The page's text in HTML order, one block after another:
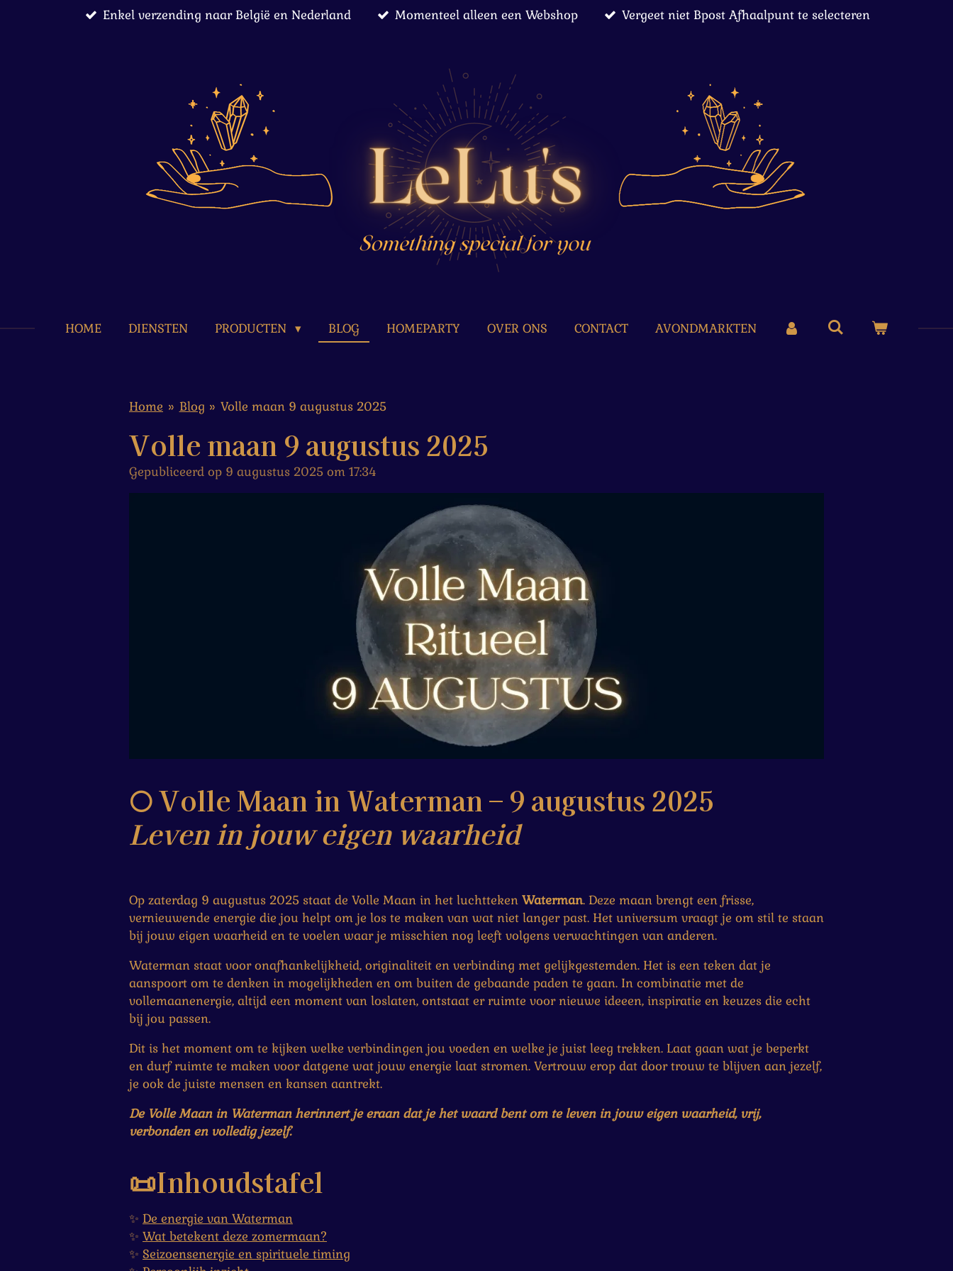
Enkel verzending naar België en Nederland Momenteel alleen een Webshop Vergeet niet Bpost Afhaalpunt te selecteren
HOME DIENSTEN PRODUCTEN BLOG HOMEPARTY OVER ONS CONTACT AVONDMARKTEN
Home » Blog » Volle maan 9 augustus 2025
Volle maan 9 augustus 2025
Gepubliceerd op 9 augustus 2025 om 17:34
🌕 Volle Maan in Waterman – 9 augustus 2025
Leven in jouw eigen waarheid
Op zaterdag 9 augustus 2025 staat de Volle Maan in het luchtteken Waterman. Deze maan brengt een frisse,
vernieuwende energie die jou helpt om je los te maken van wat niet langer past. Het universum vraagt je om stil te staan
bij jouw eigen waarheid en te voelen waar je misschien nog leeft volgens verwachtingen van anderen.
Waterman staat voor onafhankelijkheid, originaliteit en verbinding met gelijkgestemden. Het is een teken dat je
aanspoort om te denken in mogelijkheden en om buiten de gebaande paden te gaan. In combinatie met de
vollemaanenergie, altijd een moment van loslaten, ontstaat er ruimte voor nieuwe ideeen, inspiratie en keuzes die echt
bij jou passen.
Dit is het moment om te kijken welke verbindingen jou voeden en welke je juist leeg trekken. Laat gaan wat je beperkt
en durf ruimte te maken voor datgene wat jouw energie laat stromen. Vertrouw erop dat door trouw te blijven aan jezelf,
je ook de juiste mensen en kansen aantrekt.
De Volle Maan in Waterman herinnert je eraan dat je het waard bent om te leven in jouw eigen waarheid, vrij,
verbonden en volledig jezelf.
📜Inhoudstafel
✨ De energie van Waterman
✨ Wat betekent deze zomermaan?
✨ Seizoensenergie en spirituele timing